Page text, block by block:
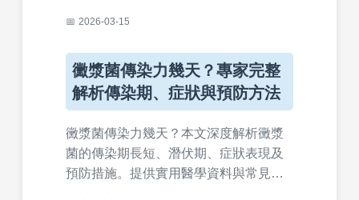
2026-03-15
黴漿菌傳染力幾天？專家完整
解析傳染期、症狀與預防方法
黴漿菌傳染力幾天？本文深度解析黴漿
菌的傳染期長短、潛伏期、症狀表現及
預防措施。提供實用醫學資料與常見問